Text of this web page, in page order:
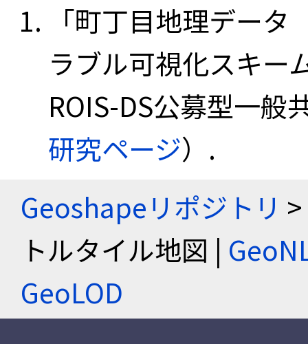
「町丁目地理デー
ラブル可視化スキー
ROIS-DS公募型一般
研究ページ）.
Geoshapeリポジトリ
トルタイル地図 |
GeoLOD